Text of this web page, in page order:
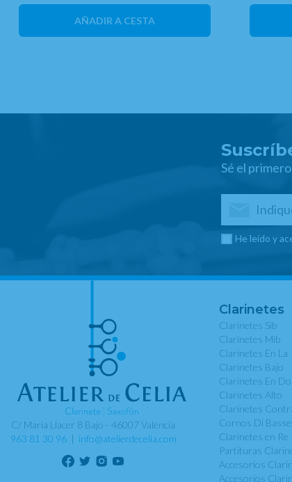
AÑADIR A CESTA
Sé el
He leído y
C/ Maria Llacer 8 Bajo - 46007 Valencia
963 81 30 96| info@atelierdecelia.com
Clarinetes
Clarinetes Sib
Clarinetes Mib
Clarinetes En La
Clarinetes Bajo
Clarinetes En Do
Clarinetes Alto
Clarinetes
Cornos Di
Clarinetes en Re
Partituras
Accesorios
Accesorios